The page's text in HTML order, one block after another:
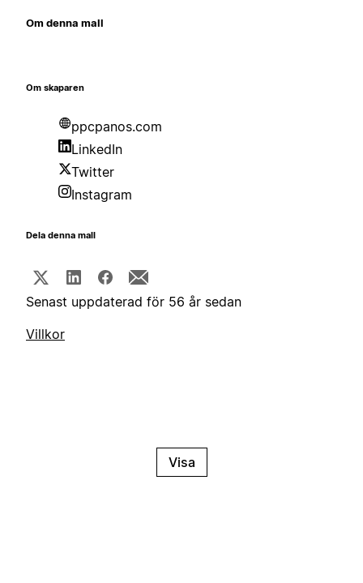
Om denna mall
Om skaparen
ppcpanos.com
LinkedIn
Twitter
Instagram
Dela denna mall
Senast uppdaterad för 56 år sedan
Villkor
Visa